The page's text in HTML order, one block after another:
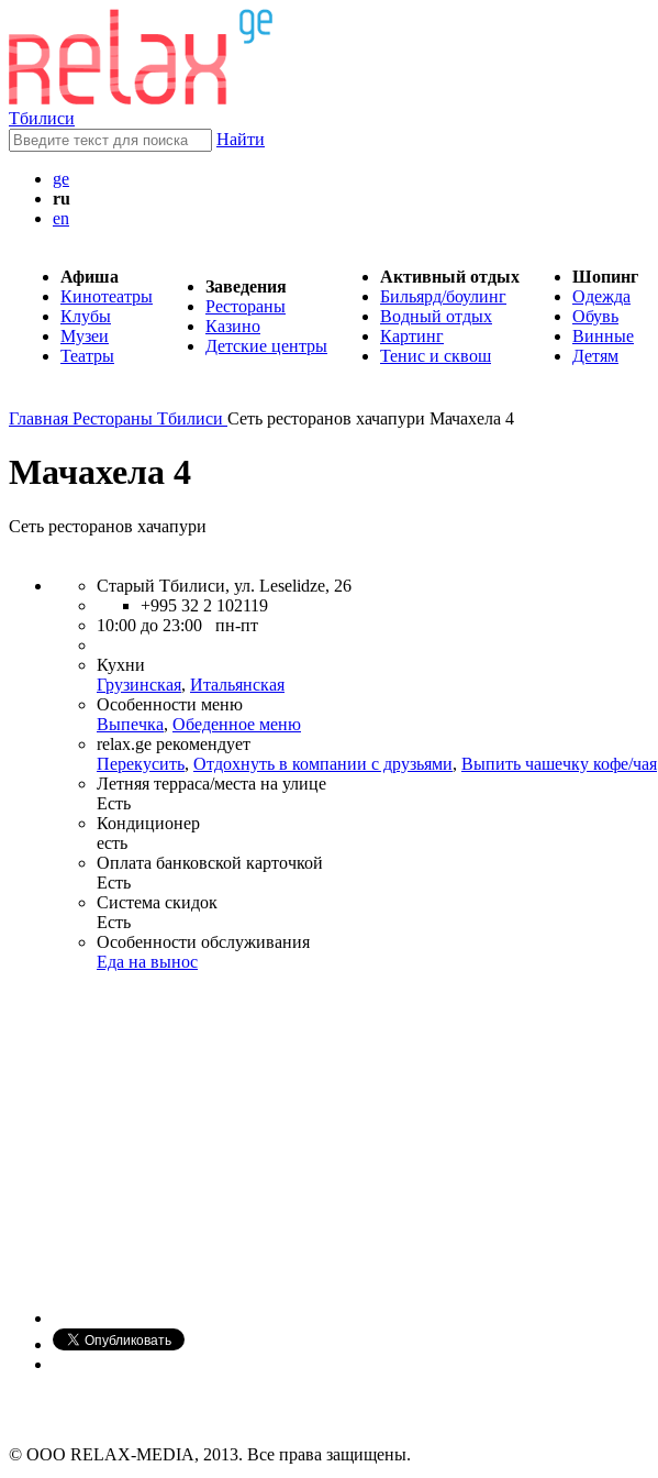
Тбилиси
Найти
ge
ru
en
Афиша
Кинотеатры
Клубы
Музеи
Театры
Заведения
Рестораны
Казино
Детские центры
Активный отдых
Бильярд/боулинг
Водный отдых
Картинг
Тенис и сквош
Шопинг
Одежда
Обувь
Винные
Детям
Главная Рестораны Тбилиси Сеть ресторанов хачапури Мачахела 4
Мачахела 4
Сеть ресторанов хачапури
Старый Тбилиси, ул. Leselidze, 26
+995 32 2 102119
10:00 до 23:00 пн-пт
Кухни
Грузинская, Итальянская
Особенности меню
Выпечка, Обеденное меню
relax.ge рекомендует
Перекусить, Отдохнуть в компании с друзьями, Выпить чашечку кофе/чая
Летняя терраса/места на улице
Есть
Кондиционер
есть
Оплата банковской карточкой
Есть
Система скидок
Есть
Особенности обслуживания
Еда на вынос
© ООО RELAX-MEDIA, 2013. Все права защищены.